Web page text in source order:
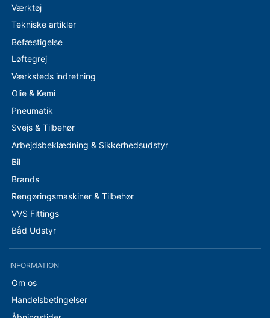
Værktøj
Tekniske artikler
Befæstigelse
Løftegrej
Værksteds indretning
Olie & Kemi
Pneumatik
Svejs & Tilbehør
Arbejdsbeklædning & Sikkerhedsudstyr
Bil
Brands
Rengøringsmaskiner & Tilbehør
VVS Fittings
Båd Udstyr
INFORMATION
Om os
Handelsbetingelser